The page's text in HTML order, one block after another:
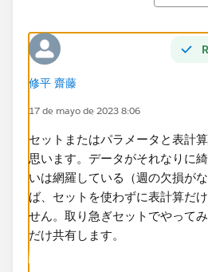
修平 齋藤
17 de mayo de 2023 8:06
セットまたはパラメータと表計
思います。​データがそれなりに
いは網羅している（週の欠損が
ば、セットを使わずに表計算だ
せん。取り急ぎセットでやって
だけ共有します。